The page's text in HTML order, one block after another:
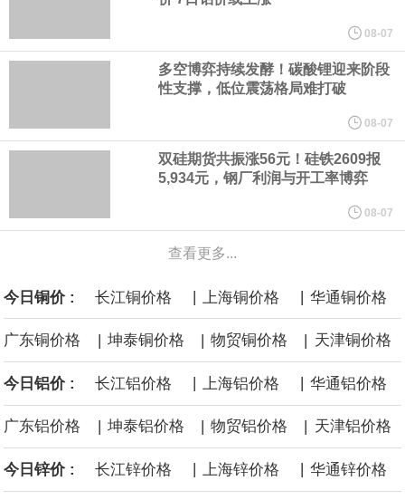
稳定的三大有利因素带动下，预期第3季度营运将优于第2季度，并
进一步扩大全年营运成果。
美国国会预算办公室（CBO）于当地时间5日发布报告称，美国海军
计划建造的15艘核动力“特朗普级”（Trump-class）战列舰，从研发
到采购的总费用可能高达2750亿美元，为美国有史以来最昂贵的水
面战舰项目之一。 根据CBO的初步估算，首舰造价约234亿美元，
后续14艘平均每艘约180亿美元。
黄金价格有望录得自今年1月以来最大单周涨幅。油价走弱为金价提
供支撑，同时投资者正等待美国非农就业数据，以寻找美国利率前
景的线索。StoneX高级分析师马特·辛普森表示，中东和平前景改善
令市场通胀预期下降，推动黄金价格从此前持续数周、位于4000美
08-07
多空博弈持续发酵！碳酸锂迎来阶段
性支撑，低位震荡格局难打破
08-07
双硅期货共振涨56元！硅铁2609报
5,934元，钢厂利润与开工率博弈
08-07
查看更多...
今日铜价 : 长江铜价格 | 上海铜价格 | 华通铜价格
广东铜价格 | 坤泰铜价格 | 物贸铜价格 | 天津铜价格
今日铝价 : 长江铝价格 上海铝价格 华通铝价格
广东铝价格 | 坤泰铝价格 | 物贸铝价格 | 天津铝价格
今日锌价 : 长江锌价格 上海锌价格 华通锌价格